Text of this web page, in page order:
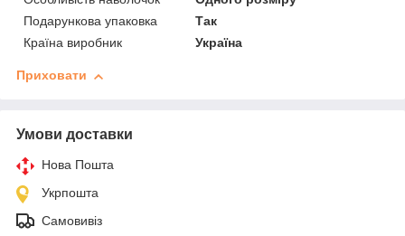
Подарункова упаковка
Так
Країна виробник
Україна
Приховати
Умови доставки
Нова Пошта
Укрпошта
Самовивіз